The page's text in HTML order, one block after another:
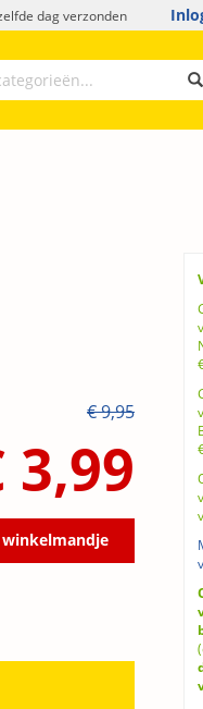
dag verzonden
€ 9,95
3,99
winkelmandje